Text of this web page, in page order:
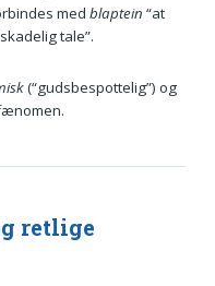
med blaptein “at
tale”.
(“gudsbespottelig”) og
retlige